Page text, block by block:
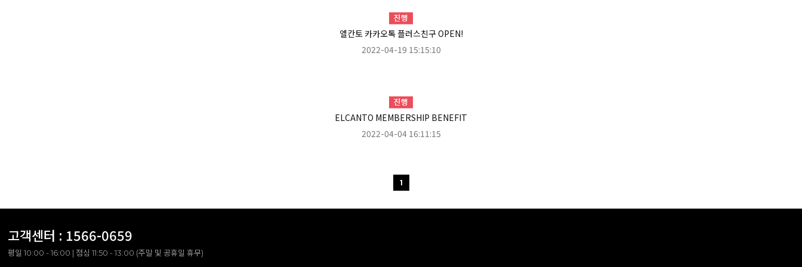
엘칸토 카카오톡 플러스친구 OPEN!
2022-04-19 15:15:10
ELCANTO MEMBERSHIP BENEFIT
2022-04-04 16:11:15
1
고객센터 : 1566-0659
평일 10:00 - 16:00 | 점심 11:50 - 13:00 (주말 및 공휴일 휴무)